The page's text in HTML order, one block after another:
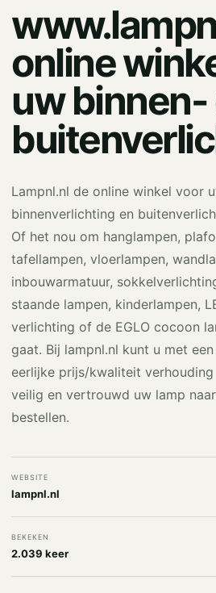
online
uw binnen-
Lampnl.nl de online winkel voor
binnenverlichting en
Of het nou om hanglampen,
tafellampen, vloerlampen,
inbouwarmatuur,
staande lampen, kinderlampen,
verlichting of de EGLO cocoon
gaat. Bij lampnl.nl kunt u met een
eerlijke prijs/kwaliteit verhouding
veilig en vertrouwd uw lamp
bestellen.
WEBSITE
lampnl.nl
BEKEKEN
2.039 keer